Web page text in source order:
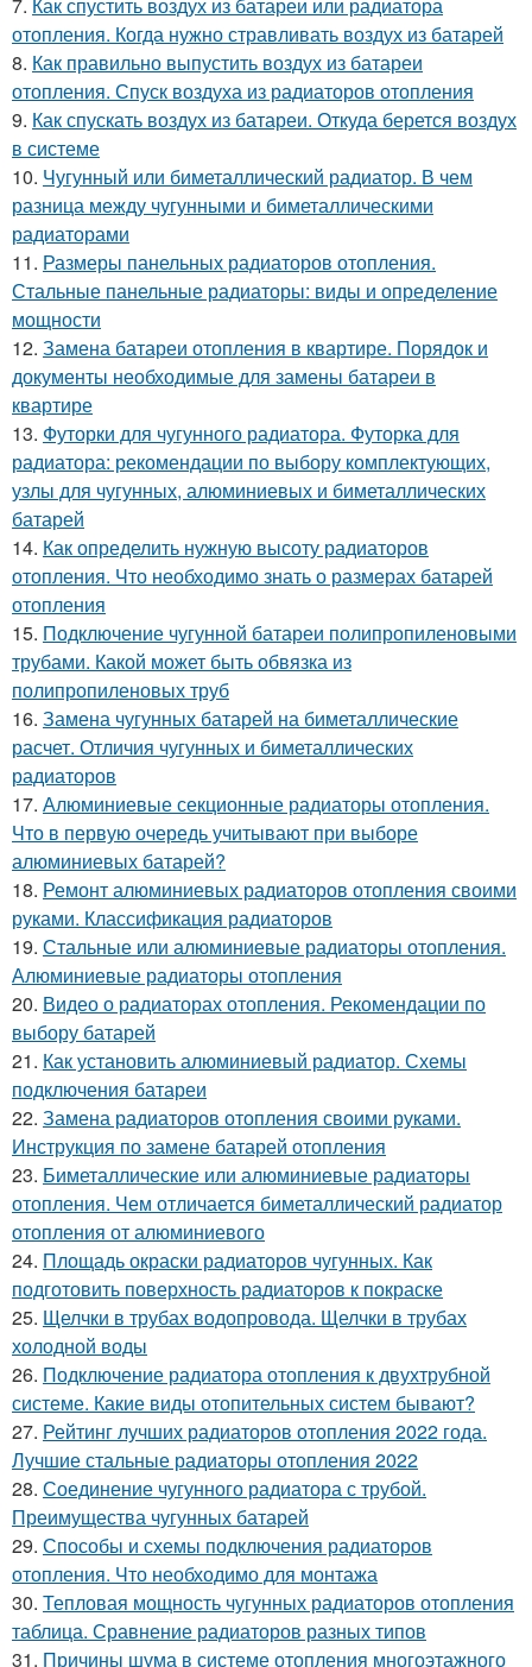
отопления. Когда нужно стравливать воздух из батарей
8. Как правильно выпустить воздух из батареи
отопления. Спуск воздуха из радиаторов отопления
9. Как спускать воздух из батареи. Откуда берется воздух
в системе
10. Чугунный или биметаллический радиатор. В чем
разница между чугунными и биметаллическими
радиаторами
11. Размеры панельных радиаторов отопления.
Стальные панельные радиаторы: виды и определение
мощности
12. Замена батареи отопления в квартире. Порядок и
документы необходимые для замены батареи в
квартире
13. Футорки для чугунного радиатора. Футорка для
радиатора: рекомендации по выбору комплектующих,
узлы для чугунных, алюминиевых и биметаллических
батарей
14. Как определить нужную высоту радиаторов
отопления. Что необходимо знать о размерах батарей
отопления
15. Подключение чугунной батареи полипропиленовыми
трубами. Какой может быть обвязка из
полипропиленовых труб
16. Замена чугунных батарей на биметаллические
расчет. Отличия чугунных и биметаллических
радиаторов
17. Алюминиевые секционные радиаторы отопления.
Что в первую очередь учитывают при выборе
алюминиевых батарей?
18. Ремонт алюминиевых радиаторов отопления своими
руками. Классификация радиаторов
19. Стальные или алюминиевые радиаторы отопления.
Алюминиевые радиаторы отопления
20. Видео о радиаторах отопления. Рекомендации по
выбору батарей
21. Как установить алюминиевый радиатор. Схемы
подключения батареи
22. Замена радиаторов отопления своими руками.
Инструкция по замене батарей отопления
23. Биметаллические или алюминиевые радиаторы
отопления. Чем отличается биметаллический радиатор
отопления от алюминиевого
24. Площадь окраски радиаторов чугунных. Как
подготовить поверхность радиаторов к покраске
25. Щелчки в трубах водопровода. Щелчки в трубах
холодной воды
26. Подключение радиатора отопления к двухтрубной
системе. Какие виды отопительных систем бывают?
27. Рейтинг лучших радиаторов отопления 2022 года.
Лучшие стальные радиаторы отопления 2022
28. Соединение чугунного радиатора с трубой.
Преимущества чугунных батарей
29. Способы и схемы подключения радиаторов
отопления. Что необходимо для монтажа
30. Тепловая мощность чугунных радиаторов отопления
таблица. Сравнение радиаторов разных типов
31. Причины шума в системе отопления многоэтажного